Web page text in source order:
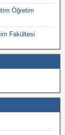
Öğretim
Fakültesi